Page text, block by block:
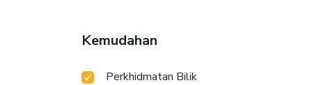
Kemudahan
Perkhidmatan Bilik